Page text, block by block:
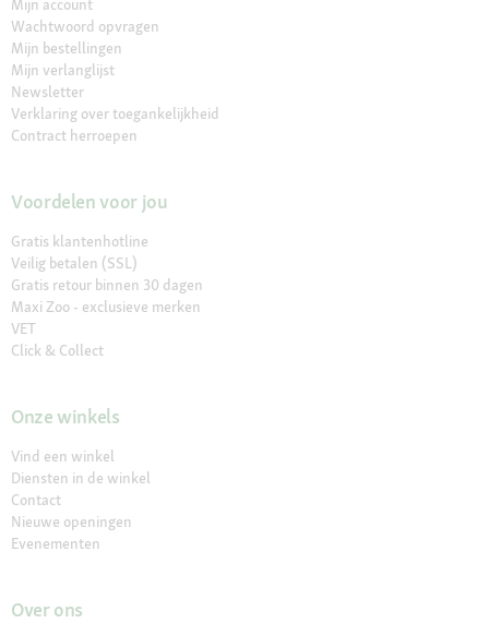
Mijn account
Wachtwoord opvragen
Mijn bestellingen
Mijn verlanglijst
Newsletter
Verklaring over toegankelijkheid
Contract herroepen
Voordelen voor jou
Gratis klantenhotline
Veilig betalen (SSL)
Gratis retour binnen 30 dagen
Maxi Zoo - exclusieve merken
VET
Click & Collect
Onze winkels
Vind een winkel
Diensten in de winkel
Contact
Nieuwe openingen
Evenementen
Over ons